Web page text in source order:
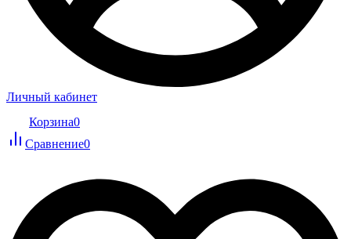
Личный кабинет
Корзина0
Сравнение0